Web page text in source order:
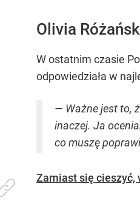
Olivia
W ostatnim czasie
odpowiedziała w
— Ważne jest to,
inaczej. Ja
co muszę
Zamiast się cieszyć,